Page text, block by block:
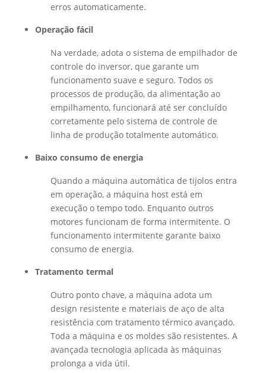
erros automaticamente.
Operação fácil
Na verdade, adota o sistema de empilhador de
controle do inversor, que garante um
funcionamento suave e seguro. Todos os
processos de produção, da alimentação ao
empilhamento, funcionará até ser concluído
corretamente pelo sistema de controle de
linha de produção totalmente automático.
Baixo consumo de energia
Quando a máquina automática de tijolos entra
em operação, a máquina host está em
execução o tempo todo. Enquanto outros
motores funcionam de forma intermitente. O
funcionamento intermitente garante baixo
consumo de energia.
Tratamento termal
Outro ponto chave, a máquina adota um
design resistente e materiais de aço de alta
resistência com tratamento térmico avançado.
Toda a máquina e os moldes são resistentes. A
avançada tecnologia aplicada às máquinas
prolonga a vida útil.